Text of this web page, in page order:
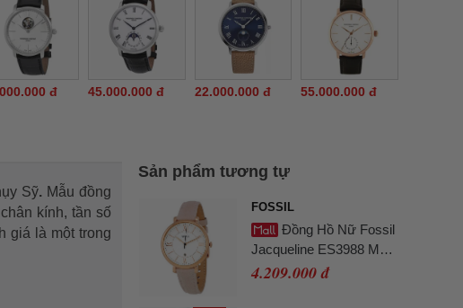
đ 45.000.000 đ 22.000.000 đ 55.000.000 đ
Sỹ. Mẫu đồng
kính, tần số
giá là một trong
Sản phẩm tương tự
FOSSIL
Đồng Hồ Nữ Fossil
Jacqueline ES3988 Màu
Hồng Trắng
4.209.000 đ